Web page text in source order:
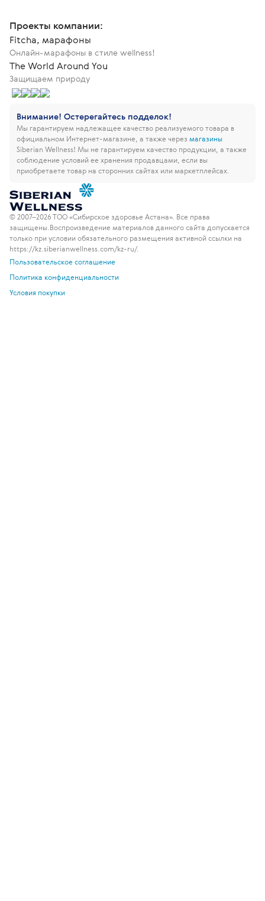
Проекты компании:
Fitcha, марафоны
Онлайн-марафоны в стиле wellness!
The World Around You
Защищаем природу
Внимание! Остерегайтесь подделок!
Мы гарантируем надлежащее качество реализуемого товара в
официальном Интернет-магазине, а также через магазины
Siberian Wellness! Мы не гарантируем качество продукции, а также
соблюдение условий ее хранения продавцами, если вы
приобретаете товар на сторонних сайтах или маркетплейсах.
© 2007–2026 ТОО «Сибирское здоровье Астана». Все права
защищены. Воспроизведение материалов данного сайта допускается
только при условии обязательного размещения активной ссылки на
https://kz.siberianwellness.com/kz-ru/.
Пользовательское соглашение
Политика конфиденциальности
Условия покупки